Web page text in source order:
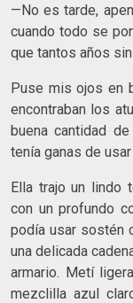
—No es tarde,
cuando todo se
que tantos años
Puse mis ojos en
encontraban los
buena cantidad
tenía ganas de
Ella trajo un lindo
con un profundo
podía usar sostén
una delicada
armario. Metí
mezclilla azul